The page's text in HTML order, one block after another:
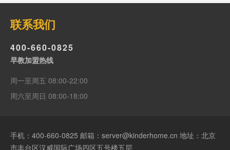
联系我们
400-660-0825
早教加盟热线
周一至周五 08:00-22:00
周六至周日 08:00-18:00
手机： 400-660-0825 邮箱：server@kinderhome.cn 地址：北京
市丰台区汉威国际广场四区五号楼五层